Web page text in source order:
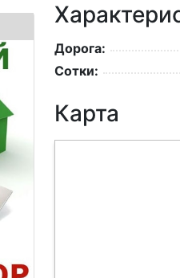
Дорога:
Сотки:
Карта